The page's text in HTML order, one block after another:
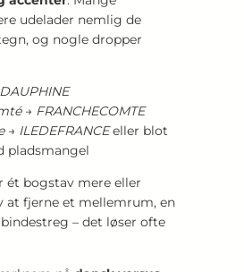
udelader nemlig de
og nogle dropper
DAUPHINE
→ FRANCHECOMTE
→ ILEDEFRANCEeller blot
pladsmangel
ét bogstav mere eller
at fjerne et mellemrum, en
– det løser ofte